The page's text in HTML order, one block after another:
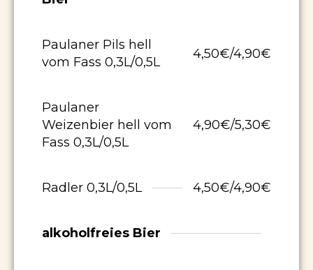
Paulaner Pils hell
vom Fass 0,3L/0,5L
4,50€/4,90€
Paulaner
Weizenbier hell vom
Fass 0,3L/0,5L
4,90€/5,30€
Radler 0,3L/0,5L 4,50€/4,90€
alkoholfreies Bier